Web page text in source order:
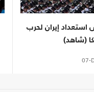
استعداد إيران لحرب
(شاهد)
07-